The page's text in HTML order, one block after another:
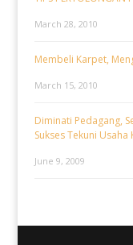
March 28, 2010
Membeli Karpet,
March 15, 2010
Diminati Pedagang,
Sukses Tekuni
June 9, 2009